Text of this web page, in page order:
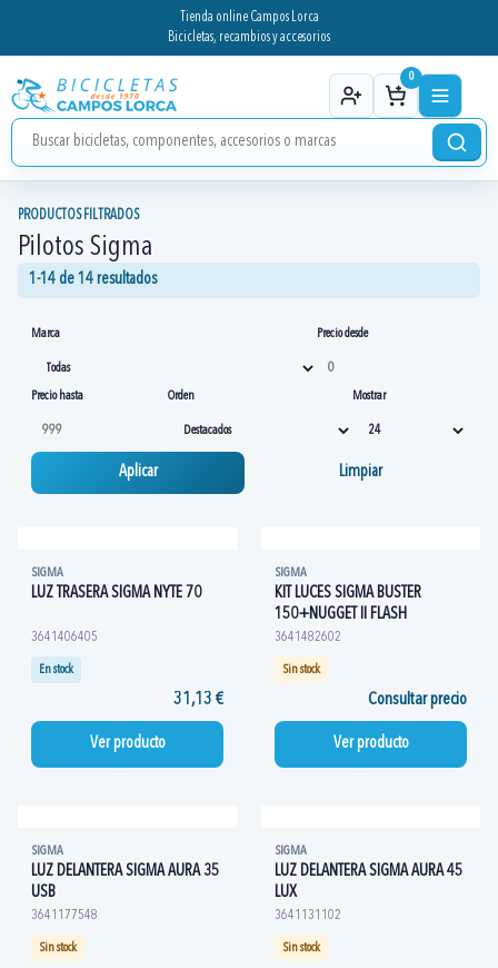
Tienda online Campos Lorca
Bicicletas, recambios y accesorios
0
PRODUCTOS FILTRADOS
Pilotos Sigma
1-14 de 14 resultados
Marca Precio desde
Precio hasta Orden Mostrar
Aplicar Limpiar
SIGMA
LUZ TRASERA SIGMA NYTE 70
3641406405
En stock
31,13 €
Ver producto
SIGMA
KIT LUCES SIGMA BUSTER
150+NUGGET II FLASH
3641482602
Sin stock
Consultar precio
Ver producto
SIGMA
LUZ DELANTERA SIGMA AURA 35
USB
3641177548
Sin stock
SIGMA
LUZ DELANTERA SIGMA AURA 45
LUX
3641131102
Sin stock